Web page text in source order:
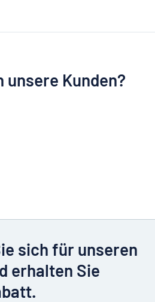
unsere Kunden?
sich für unseren
erhalten Sie